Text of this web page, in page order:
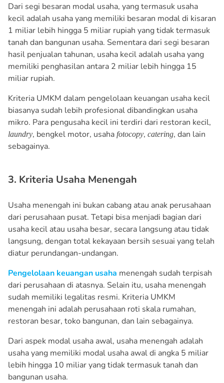
Dari segi besaran modal usaha, yang termasuk usaha
kecil adalah usaha yang memiliki besaran modal di kisaran
1 miliar lebih hingga 5 miliar rupiah yang tidak termasuk
tanah dan bangunan usaha. Sementara dari segi besaran
hasil penjualan tahunan, usaha kecil adalah usaha yang
memiliki penghasilan antara 2 miliar lebih hingga 15
miliar rupiah.
Kriteria UMKM dalam pengelolaan keuangan usaha kecil
biasanya sudah lebih profesional dibandingkan usaha
mikro. Para pengusaha kecil ini terdiri dari restoran kecil,
laundry, bengkel motor, usaha fotocopy, catering, dan lain
sebagainya.
3. Kriteria Usaha Menengah
Usaha menengah ini bukan cabang atau anak perusahaan
dari perusahaan pusat. Tetapi bisa menjadi bagian dari
usaha kecil atau usaha besar, secara langsung atau tidak
langsung, dengan total kekayaan bersih sesuai yang telah
diatur perundangan-undangan.
Pengelolaan keuangan usaha menengah sudah terpisah
dari perusahaan di atasnya. Selain itu, usaha menengah
sudah memiliki legalitas resmi. Kriteria UMKM
menengah ini adalah perusahaan roti skala rumahan,
restoran besar, toko bangunan, dan lain sebagainya.
Dari aspek modal usaha awal, usaha menengah adalah
usaha yang memiliki modal usaha awal di angka 5 miliar
lebih hingga 10 miliar yang tidak termasuk tanah dan
bangunan usaha.